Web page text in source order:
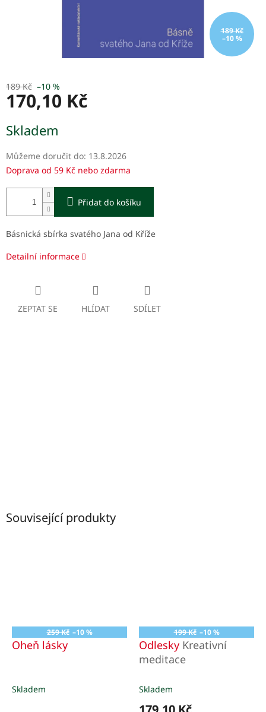
189 Kč
–10 %
189 Kč –10 %
170,10 Kč
cena:
Skladem
Můžeme doručit do: 13.8.2026
Doprava od 59 Kč nebo zdarma
Přidat do košíku
Básnická sbírka svatého Jana od Kříže
Detailní informace
ZEPTAT SE HLÍDAT SDÍLET
Související produkty
259 Kč –10 %
Oheň lásky
Skladem
199 Kč –10 %
Odlesky Kreativní
meditace
Skladem